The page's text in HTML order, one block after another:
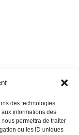
des technologies
informations des
permettra de traiter
ou les ID uniques